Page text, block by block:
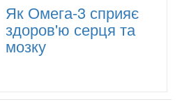
Як Омега-3 сприяє
здоров'ю серця та
мозку